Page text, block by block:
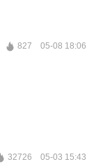
827 05-08 18:06
32726 05-03 15:43